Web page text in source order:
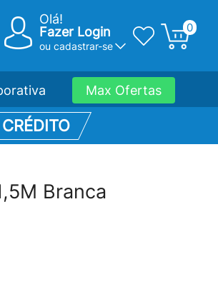
Olá!
Fazer Login
ou cadastrar-se
0
Max Ofertas
Branca